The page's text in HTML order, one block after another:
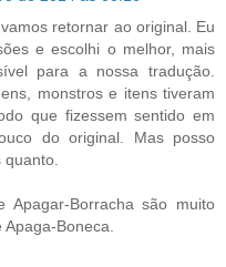
retornar ao original. Eu
e escolhi o melhor, mais
para a nossa tradução.
monstros e itens tiveram
que fizessem sentido em
do original. Mas posso
Apagar-Borracha são muito
Boneca.